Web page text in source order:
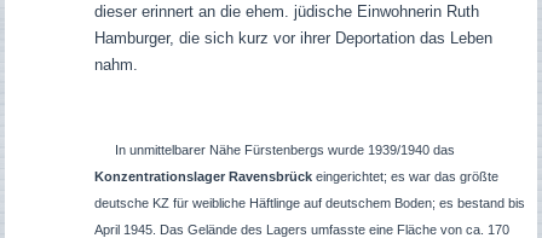
dieser erinnert an die ehem. jüdische Einwohnerin Ruth
Hamburger, die sich kurz vor ihrer Deportation das Leben
nahm.
In unmittelbarer Nähe Fürstenbergs wurde 1939/1940 das
Konzentrationslager Ravensbrückeingerichtet; es war das größte
deutsche KZ für weibliche Häftlinge auf deutschem Boden; es bestand bis
April 1945. Das Gelände des Lagers umfasste eine Fläche von ca. 170